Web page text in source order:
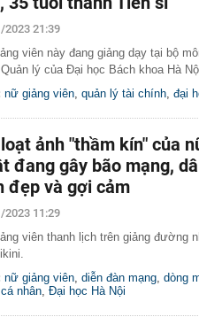
2023 21:39
viên này đang giảng dạy tại bộ
lý của Đại học Bách khoa Hà
nữ giảng viên quản lý tài chính đại
ảnh "thầm kín" của
đang gây bão mạng,
đẹp và gợi cảm
2023 11:29
viên thanh lịch trên giảng đường
nữ giảng viên diễn đàn mạng dòng
nhân Đại học Hà Nội